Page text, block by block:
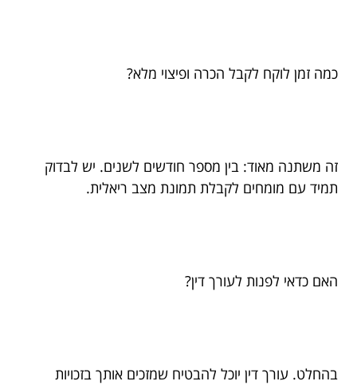
כמה זמן לוקח לקבל הכרה ופיצוי מלא?
זה משתנה מאוד: בין מספר חודשים לשנים. יש לבדוק
תמיד עם מומחים לקבלת תמונת מצב ריאלית.
האם כדאי לפנות לעורך דין?
בהחלט. עורך דין יוכל להבטיח שמזכים אותך בזכויות